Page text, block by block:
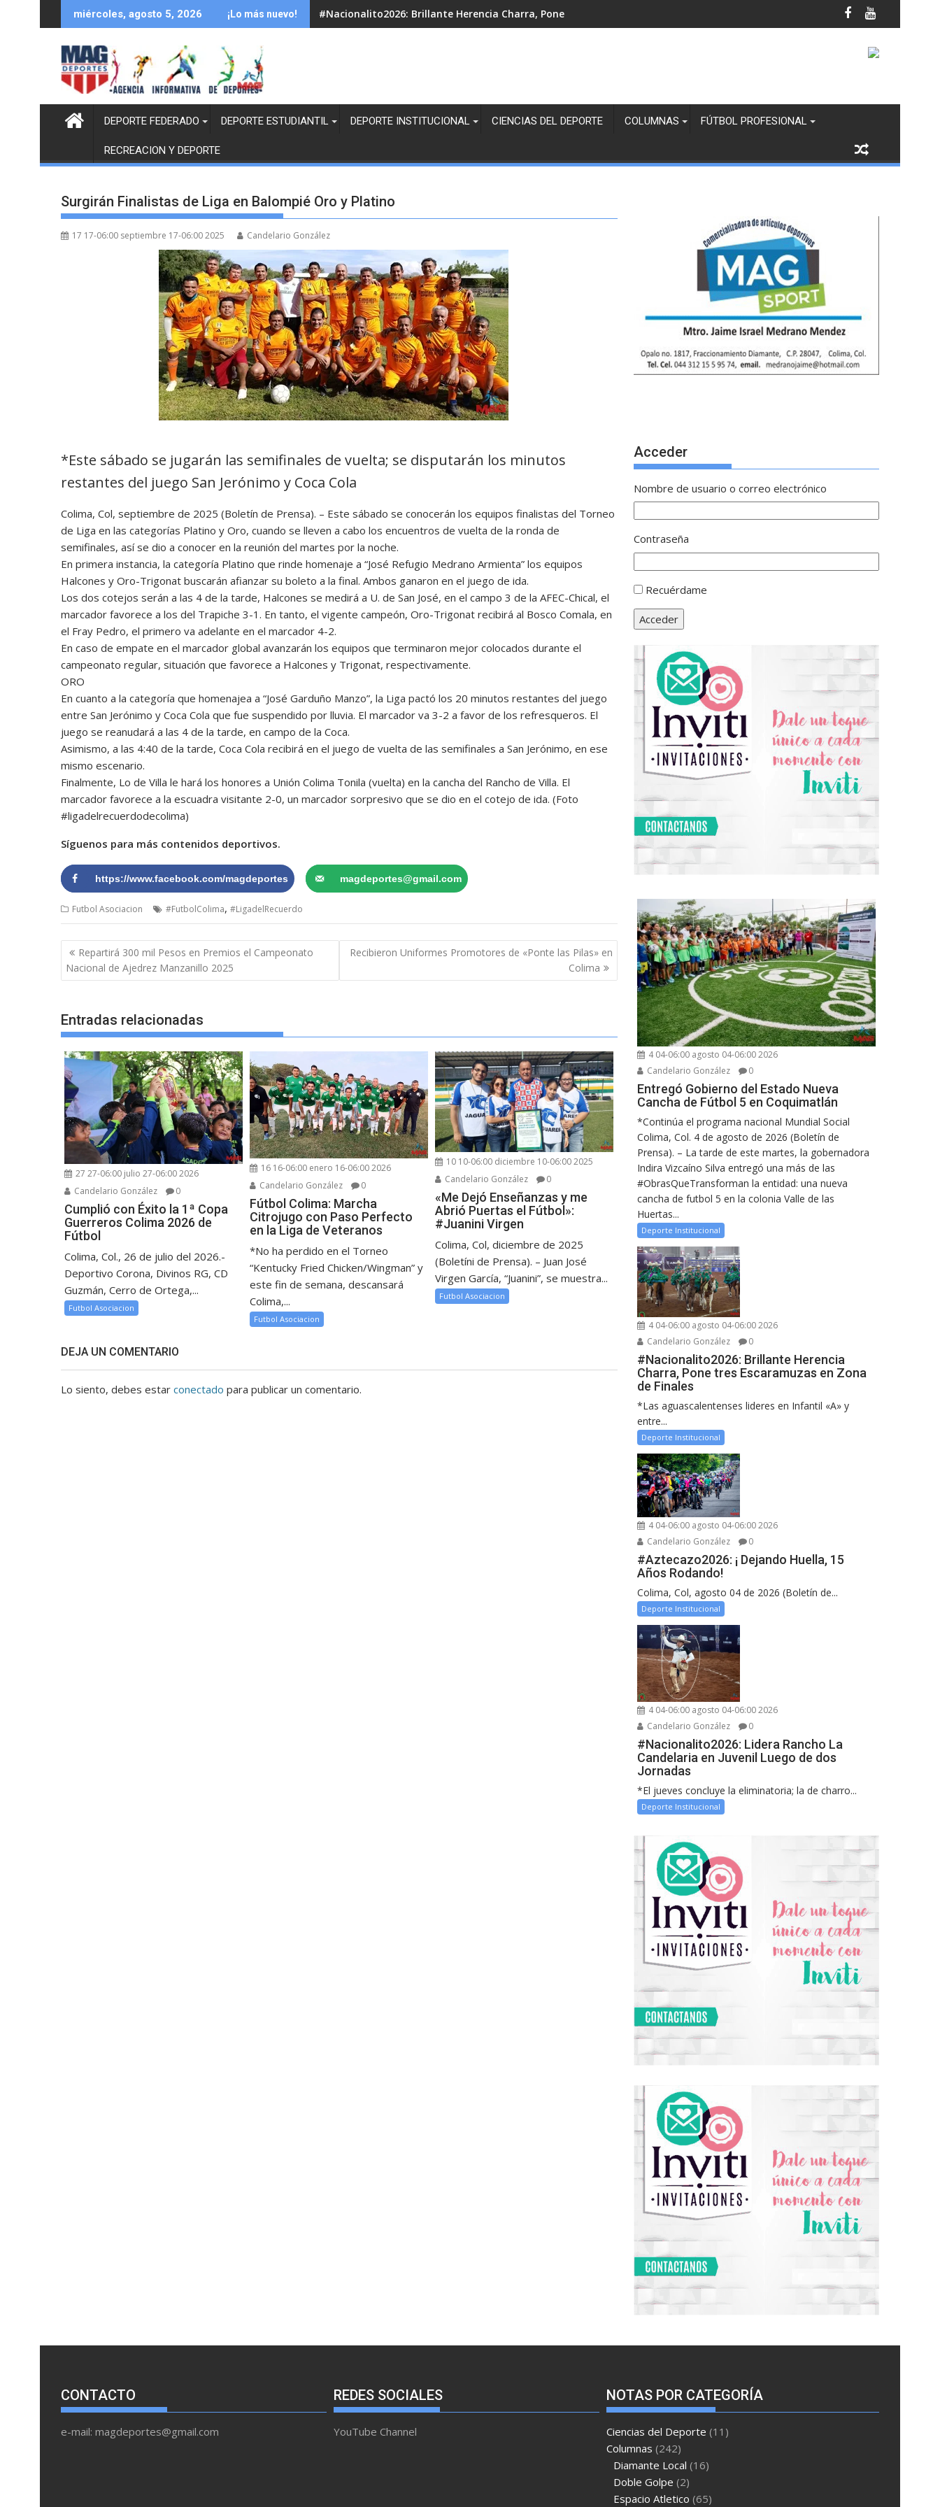
al
miércoles, agosto 5, 2026 ¡Lo más nuevo! #Nacionalito2026: Brillante Herencia Charra, Pone tres Escaramuzas en Zona de Finales
DEPORTE FEDERADO DEPORTE ESTUDIANTIL DEPORTE INSTITUCIONAL CIENCIAS DEL DEPORTE COLUMNAS FÚTBOL PROFESIONAL
RECREACION Y DEPORTE
Surgirán Finalistas de Liga en Balompié Oro y Platino
17 17-06:00 septiembre 17-06:00 2025 Candelario González
*Este sábado se jugarán las semifinales de vuelta; se disputarán los minutos
restantes del juego San Jerónimo y Coca Cola
Colima, Col, septiembre de 2025 (Boletín de Prensa). – Este sábado se conocerán los equipos finalistas del Torneo
de Liga en las categorías Platino y Oro, cuando se lleven a cabo los encuentros de vuelta de la ronda de
semifinales, así se dio a conocer en la reunión del martes por la noche.
En primera instancia, la categoría Platino que rinde homenaje a “José Refugio Medrano Armienta” los equipos
Halcones y Oro-Trigonat buscarán afianzar su boleto a la final. Ambos ganaron en el juego de ida.
Los dos cotejos serán a las 4 de la tarde, Halcones se medirá a U. de San José, en el campo 3 de la AFEC-Chical, el
marcador favorece a los del Trapiche 3-1. En tanto, el vigente campeón, Oro-Trigonat recibirá al Bosco Comala, en
el Fray Pedro, el primero va adelante en el marcador 4-2.
En caso de empate en el marcador global avanzarán los equipos que terminaron mejor colocados durante el
campeonato regular, situación que favorece a Halcones y Trigonat, respectivamente.
ORO
En cuanto a la categoría que homenajea a “José Garduño Manzo”, la Liga pactó los 20 minutos restantes del juego
entre San Jerónimo y Coca Cola que fue suspendido por lluvia. El marcador va 3-2 a favor de los refresqueros. El
juego se reanudará a las 4 de la tarde, en campo de la Coca.
Asimismo, a las 4:40 de la tarde, Coca Cola recibirá en el juego de vuelta de las semifinales a San Jerónimo, en ese
mismo escenario.
Finalmente, Lo de Villa le hará los honores a Unión Colima Tonila (vuelta) en la cancha del Rancho de Villa. El
marcador favorece a la escuadra visitante 2-0, un marcador sorpresivo que se dio en el cotejo de ida. (Foto
#ligadelrecuerdodecolima)
Síguenos para más contenidos deportivos.
https://www.facebook.com/magdeportes magdeportes@gmail.com
Futbol Asociacion #FutbolColima, #LigadelRecuerdo
Navegación
de
entradas
Repartirá 300 mil Pesos en Premios el Campeonato
Nacional de Ajedrez Manzanillo 2025
Recibieron Uniformes Promotores de «Ponte las Pilas» en
Colima
Entradas relacionadas
27 27-06:00 julio 27-06:00 2026
Candelario González
0
Cumplió con Éxito la 1ª Copa
Guerreros Colima 2026 de
Fútbol
Colima, Col., 26 de julio del 2026.-
Deportivo Corona, Divinos RG, CD
Guzmán, Cerro de Ortega,...
Futbol Asociacion
16 16-06:00 enero 16-06:00 2026
Candelario González
0
Fútbol Colima: Marcha
Citrojugo con Paso Perfecto
en la Liga de Veteranos
*No ha perdido en el Torneo
“Kentucky Fried Chicken/Wingman” y
este fin de semana, descansará
Colima,...
Futbol Asociacion
10 10-06:00 diciembre 10-06:00 2025
Candelario González
0
«Me Dejó Enseñanzas y me
Abrió Puertas el Fútbol»:
#Juanini Virgen
Colima, Col, diciembre de 2025
(Boletíni de Prensa). – Juan José
Virgen García, “Juanini”, se muestra...
Futbol Asociacion
DEJA UN COMENTARIO
Lo siento, debes estar conectado para publicar un comentario.
Acceder
Nombre de usuario o correo electrónico
Contraseña
Recuérdame
Acceder
4 04-06:00 agosto 04-06:00 2026
Candelario González
0
Entregó Gobierno del Estado Nueva
Cancha de Fútbol 5 en Coquimatlán
*Continúa el programa nacional Mundial Social
Colima, Col. 4 de agosto de 2026 (Boletín de
Prensa). – La tarde de este martes, la gobernadora
Indira Vizcaíno Silva entregó una más de las
#ObrasQueTransforman la entidad: una nueva
cancha de futbol 5 en la colonia Valle de las
Huertas...
Deporte Institucional
4 04-06:00 agosto 04-06:00 2026
Candelario González
0
#Nacionalito2026: Brillante Herencia
Charra, Pone tres Escaramuzas en Zona
de Finales
*Las aguascalentenses lideres en Infantil «A» y
entre...
Deporte Institucional
4 04-06:00 agosto 04-06:00 2026
Candelario González
0
#Aztecazo2026: ¡ Dejando Huella, 15
Años Rodando!
Colima, Col, agosto 04 de 2026 (Boletín de...
Deporte Institucional
4 04-06:00 agosto 04-06:00 2026
Candelario González
0
#Nacionalito2026: Lidera Rancho La
Candelaria en Juvenil Luego de dos
Jornadas
*El jueves concluye la eliminatoria; la de charro...
Deporte Institucional
CONTACTO
e-mail: magdeportes@gmail.com
REDES SOCIALES
YouTube Channel
NOTAS POR CATEGORÍA
Ciencias del Deporte (11)
Columnas (242)
Diamante Local (16)
Doble Golpe (2)
Espacio Atletico (65)